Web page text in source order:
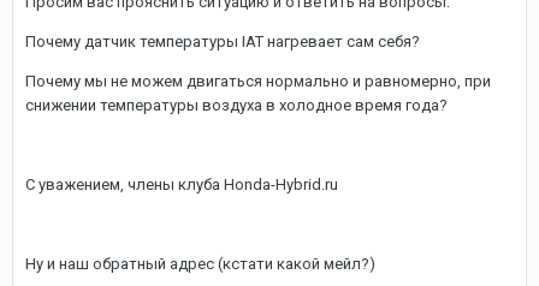
Почему датчик температуры IAT нагревает сам себя?
Почему мы не можем двигаться нормально и равномерно, при
снижении температуры воздуха в холодное время года?
С уважением, члены клуба Honda-Hybrid.ru
Ну и наш обратный адрес (кстати какой мейл?)